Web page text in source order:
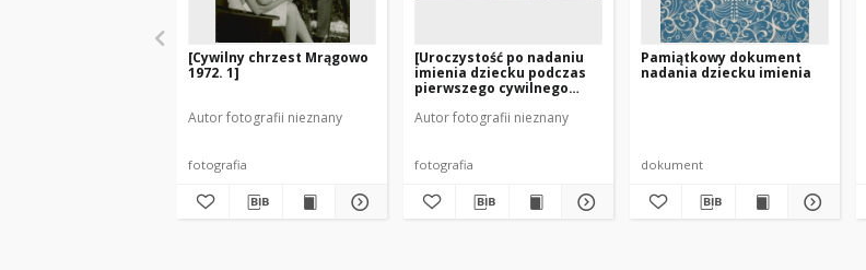
[Cywilny chrzest Mrągowo
1972. 1]
Autor fotografii nieznany
fotografia
[Uroczystość po nadaniu
imienia dziecku podczas
pierwszego cywilnego
Autor fotografii nieznany
fotografia
Pamiątkowy dokument
nadania dziecku imienia
dokument